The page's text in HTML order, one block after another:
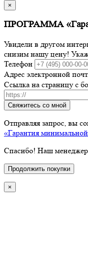
×
ПРОГРАММА
Увидели в другом
снизим нашу цену!
Телефон
Адрес электронной
Ссылка на страницу с
Свяжитесь со мной
Отправляя запрос, вы
«Гарантия
Спасибо! Наш
Продолжить покупки
×